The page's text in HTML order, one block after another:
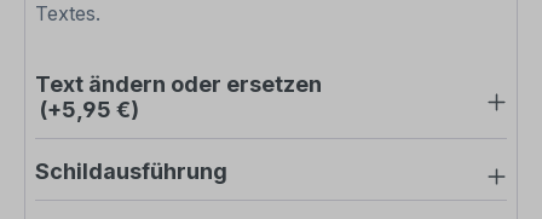
Textes.
Text ändern oder ersetzen
(+5,95 €)
Schildausführung